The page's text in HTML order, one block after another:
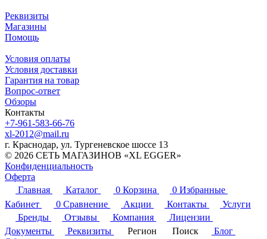
Реквизиты
Магазины
Помощь
Условия оплаты
Условия доставки
Гарантия на товар
Вопрос-ответ
Обзоры
Контакты
+7-961-583-66-76
xl-2012@mail.ru
г. Краснодар, ул. Тургеневское шоссе 13
© 2026 СЕТЬ МАГАЗИНОВ «XL EGGER»
Конфиденциальность
Оферта
Главная
Каталог 0 Корзина 0 Избранные
Кабинет
0 Сравнение Акции Контакты
Услуги
Бренды
Отзывы Компания
Лицензии
Документы
Реквизиты Регион Поиск
Блог